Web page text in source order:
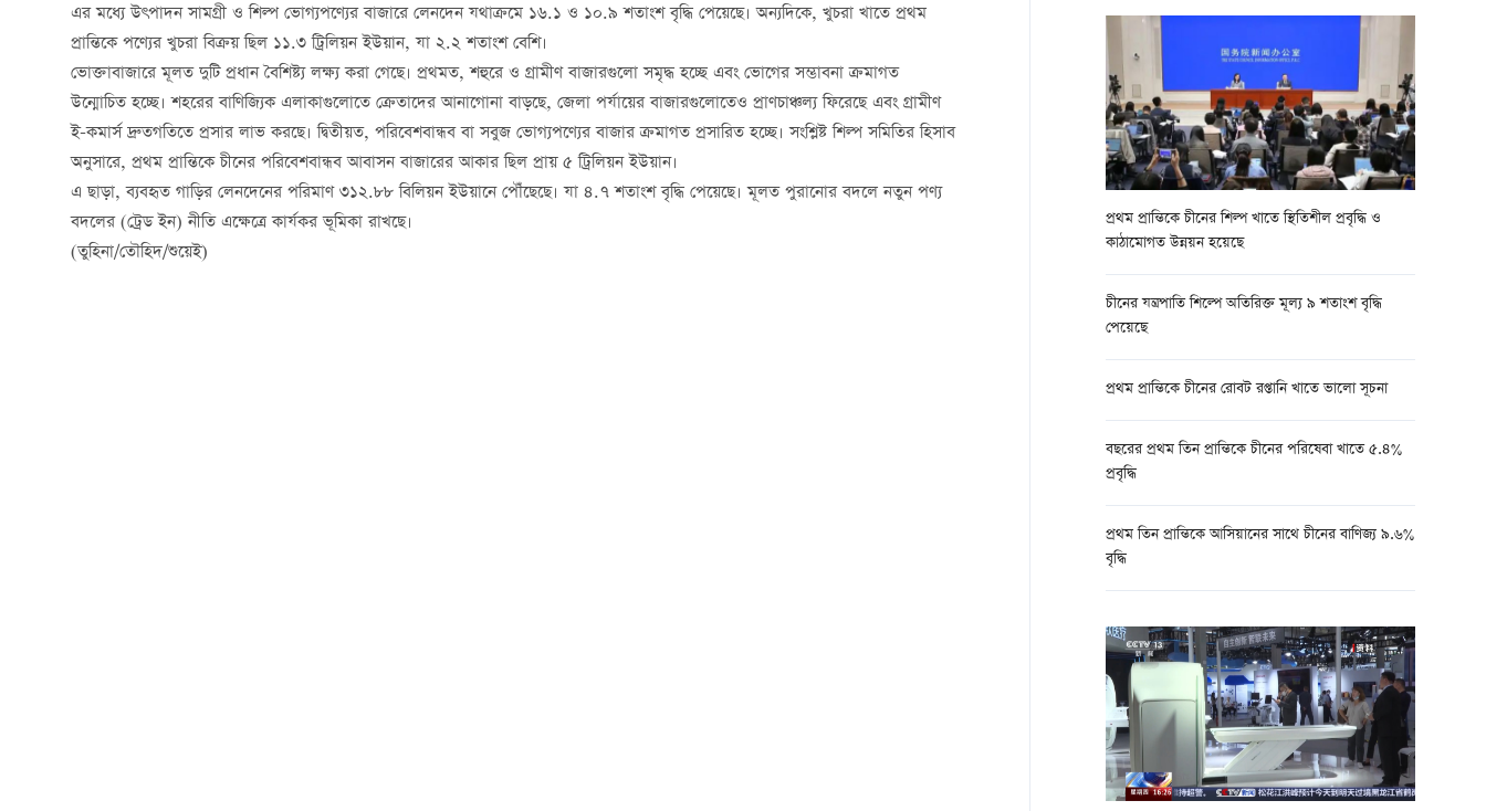
এর মধ্যে উৎপাদন সামগ্রী ও শিল্প ভোগ্যপণ্যের বাজারে লেনদেন যথাক্রমে ১৬.১ ও ১০.৯ শতাংশ বৃদ্ধি পেয়েছে। অন্যদিকে, খুচরা খাতে প্রথম
প্রান্তিকে পণ্যের খুচরা বিক্রয় ছিল ১১.৩ ট্রিলিয়ন ইউয়ান, যা ২.২ শতাংশ বেশি।
ভোক্তাবাজারে মূলত দুটি প্রধান বৈশিষ্ট্য লক্ষ্য করা গেছে। প্রথমত, শহুরে ও গ্রামীণ বাজারগুলো সমৃদ্ধ হচ্ছে এবং ভোগের সম্ভাবনা ক্রমাগত
উন্মোচিত হচ্ছে। শহরের বাণিজ্যিক এলাকাগুলোতে ক্রেতাদের আনাগোনা বাড়ছে, জেলা পর্যায়ের বাজারগুলোতেও প্রাণচাঞ্চল্য ফিরেছে এবং গ্রামীণ
ই-কমার্স দ্রুতগতিতে প্রসার লাভ করছে। দ্বিতীয়ত, পরিবেশবান্ধব বা সবুজ ভোগ্যপণ্যের বাজার ক্রমাগত প্রসারিত হচ্ছে। সংশ্লিষ্ট শিল্প সমিতির হিসাব
অনুসারে, প্রথম প্রান্তিকে চীনের পরিবেশবান্ধব আবাসন বাজারের আকার ছিল প্রায় ৫ ট্রিলিয়ন ইউয়ান।
এ ছাড়া, ব্যবহৃত গাড়ির লেনদেনের পরিমাণ ৩১২.৮৮ বিলিয়ন ইউয়ানে পৌঁছেছে। যা ৪.৭ শতাংশ বৃদ্ধি পেয়েছে। মূলত পুরানোর বদলে নতুন পণ্য
বদলের (ট্রেড ইন) নীতি এক্ষেত্রে কার্যকর ভূমিকা রাখছে।
(তুহিনা/তৌহিদ/শুয়েই)
প্রথম প্রান্তিকে চীনের শিল্প খাতে স্থিতিশীল প্রবৃদ্ধি ও
কাঠামোগত উন্নয়ন হয়েছে
চীনের যন্ত্রপাতি শিল্পে অতিরিক্ত মূল্য ৯ শতাংশ বৃদ্ধি
পেয়েছে
প্রথম প্রান্তিকে চীনের রোবট রপ্তানি খাতে ভালো সূচনা
বছরের প্রথম তিন প্রান্তিকে চীনের পরিষেবা খাতে ৫.৪%
প্রবৃদ্ধি
প্রথম তিন প্রান্তিকে আসিয়ানের সাথে চীনের বাণিজ্য ৯.৬%
বৃদ্ধি